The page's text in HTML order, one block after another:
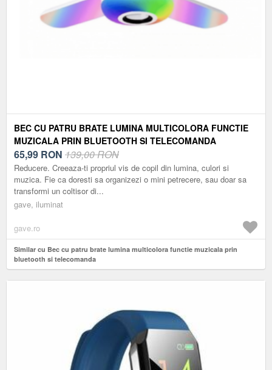
BEC CU PATRU BRATE LUMINA MULTICOLORA FUNCTIE
MUZICALA PRIN BLUETOOTH SI TELECOMANDA
65,99 RON 139,00 RON
Reducere. Creeaza-ti propriul vis de copil din lumina, culori si
muzica. Fie ca doresti sa organizezi o mini petrecere, sau doar sa
transformi un coltisor di...
gave, iluminat
gave.ro
Similar cu Bec cu patru brate lumina multicolora functie muzicala prin
bluetooth si telecomanda